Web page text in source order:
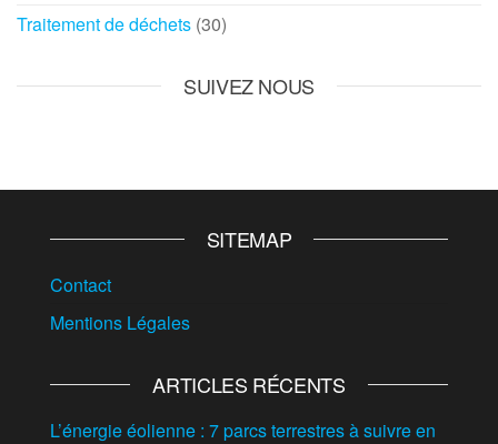
Traitement de déchets (30)
SUIVEZ NOUS
SITEMAP
Contact
Mentions Légales
ARTICLES RÉCENTS
L’énergie éolienne : 7 parcs terrestres à suivre en